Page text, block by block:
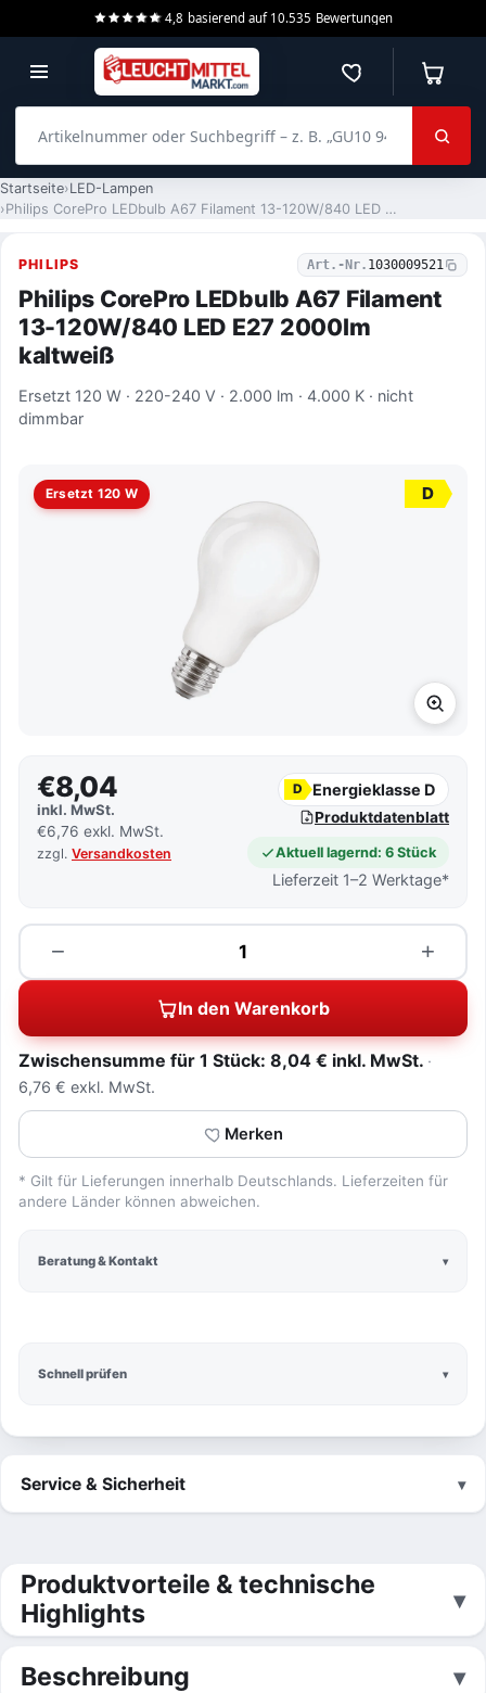
4,8 basierend auf 10.535 Bewertungen
Merkzettel
Startseite LED-Lampen
Philips CorePro LEDbulb A67 Filament 13-120W/840 LED E27 2000lm kaltweiß
PHILIPS Art.-Nr. 1030009521
Philips CorePro LEDbulb A67 Filament
13-120W/840 LED E27 2000lm
kaltweiß
Ersetzt 120 W · 220-240 V · 2.000 lm · 4.000 K · nicht
dimmbar
Ersetzt 120 W D
Schnell prüfen
€8,04
inkl. MwSt.
€6,76 exkl. MwSt.
zzgl. Versandkosten
D Energieklasse D
Produktdatenblatt
Aktuell lagernd: 6 Stück
Lieferzeit 1–2 Werktage*
−
Menge +
In den Warenkorb
Zwischensumme für 1 Stück: 8,04 € inkl. MwSt.
6,76 € exkl. MwSt.
Merken
* Gilt für Lieferungen innerhalb Deutschlands. Lieferzeiten für
andere Länder können abweichen.
Beratung & Kontakt
Service & Sicherheit
Produktvorteile & technische
Highlights
Beschreibung